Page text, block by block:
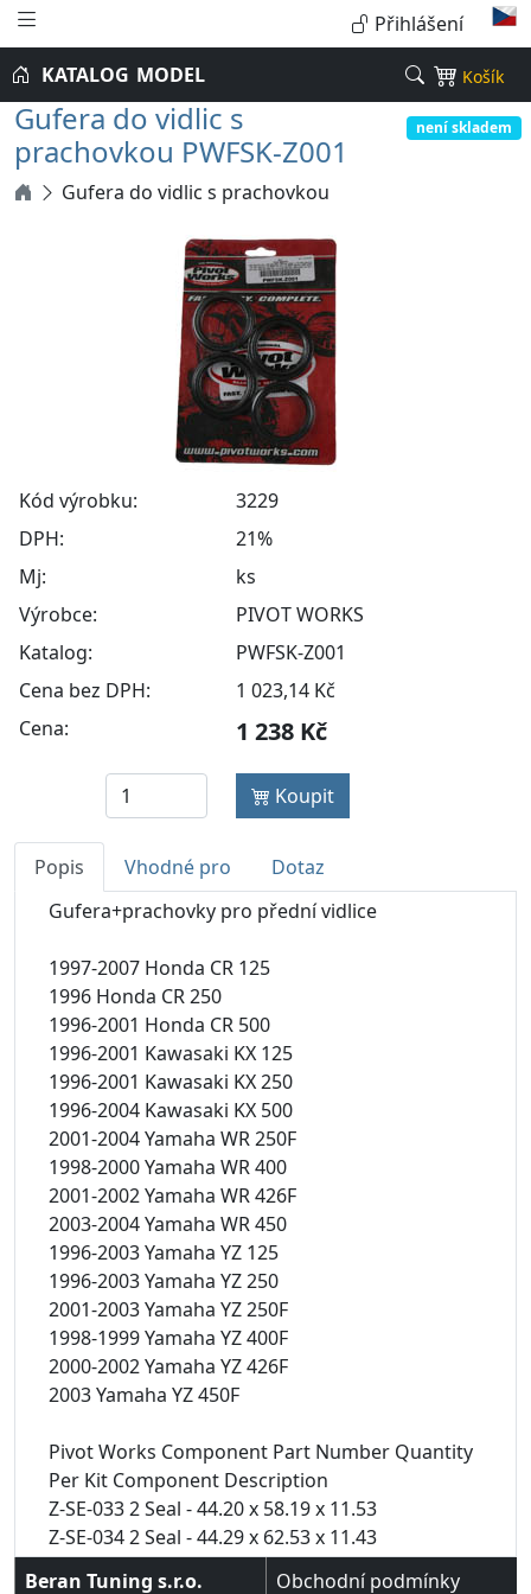
Přihlášení
KATALOG MODEL Košík
Gufera do vidlic s
prachovkou PWFSK-Z001
není skladem
Gufera do vidlic s prachovkou
Kód výrobku:
3229
DPH:
21%
Mj:
ks
Výrobce:
PIVOT WORKS
Katalog:
PWFSK-Z001
Cena bez DPH:
1 023,14 Kč
Cena:
1 238 Kč
Koupit
Popis Vhodné pro
Dotaz
Gufera+prachovky pro přední vidlice
1997-2007 Honda CR 125
1996 Honda CR 250
1996-2001 Honda CR 500
1996-2001 Kawasaki KX 125
1996-2001 Kawasaki KX 250
1996-2004 Kawasaki KX 500
2001-2004 Yamaha WR 250F
1998-2000 Yamaha WR 400
2001-2002 Yamaha WR 426F
2003-2004 Yamaha WR 450
1996-2003 Yamaha YZ 125
1996-2003 Yamaha YZ 250
2001-2003 Yamaha YZ 250F
1998-1999 Yamaha YZ 400F
2000-2002 Yamaha YZ 426F
2003 Yamaha YZ 450F
Pivot Works Component Part Number Quantity
Per Kit Component Description
Z-SE-033 2 Seal - 44.20 x 58.19 x 11.53
Z-SE-034 2 Seal - 44.29 x 62.53 x 11.43
Beran Tuning s.r.o.
Obchodní podmínky